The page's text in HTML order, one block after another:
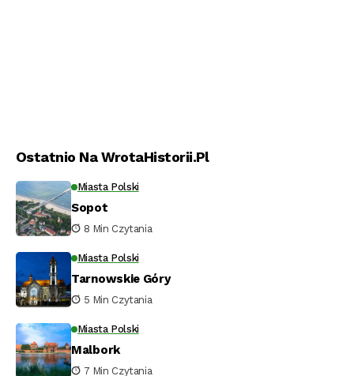
Ostatnio Na WrotaHistorii.pl
Miasta Polski
Sopot
8 Min Czytania
Miasta Polski
Tarnowskie Góry
5 Min Czytania
Miasta Polski
Malbork
7 Min Czytania